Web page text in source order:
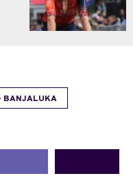
BANJALUKA